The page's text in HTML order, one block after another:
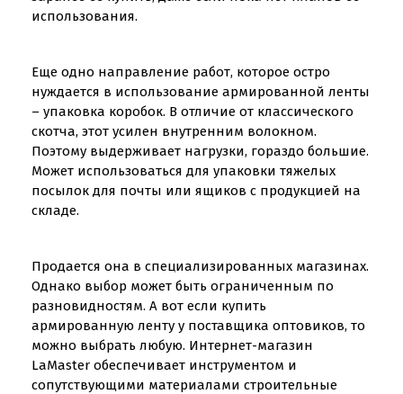
использования.
Еще одно направление работ, которое остро
нуждается в использование армированной ленты
– упаковка коробок. В отличие от классического
скотча, этот усилен внутренним волокном.
Поэтому выдерживает нагрузки, гораздо большие.
Может использоваться для упаковки тяжелых
посылок для почты или ящиков с продукцией на
складе.
Продается она в специализированных магазинах.
Однако выбор может быть ограниченным по
разновидностям. А вот если купить
армированную ленту у поставщика оптовиков, то
можно выбрать любую. Интернет-магазин
LaMaster обеспечивает инструментом и
сопутствующими материалами строительные